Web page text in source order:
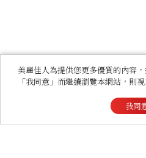
美麗佳人為提供您更多優質的內容
「我同意」而繼續瀏覽本網站，則
我同